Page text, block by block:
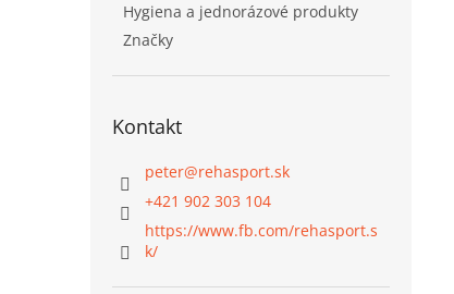
Hygiena a jednorázové produkty
Značky
Kontakt
peter@rehasport.sk
+421 902 303 104
https://www.fb.com/rehasport.s
k/